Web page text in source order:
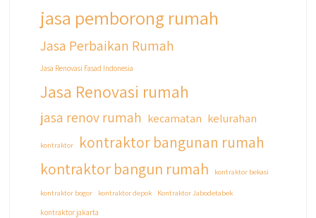
jasa pemborong rumah
Jasa Perbaikan Rumah
Jasa Renovasi Fasad Indonesia
Jasa Renovasi rumah
jasa renov rumah kecamatan kelurahan
kontraktor
kontraktor bangunan rumah
kontraktor bangun rumah
kontraktor bekasi
kontraktor bogor kontraktor depok
Kontraktor Jabodetabek
kontraktor jakarta